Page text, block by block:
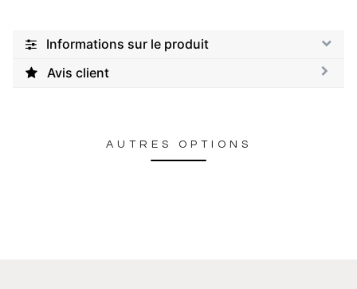
Informations sur le produit
Avis client
AUTRES OPTIONS